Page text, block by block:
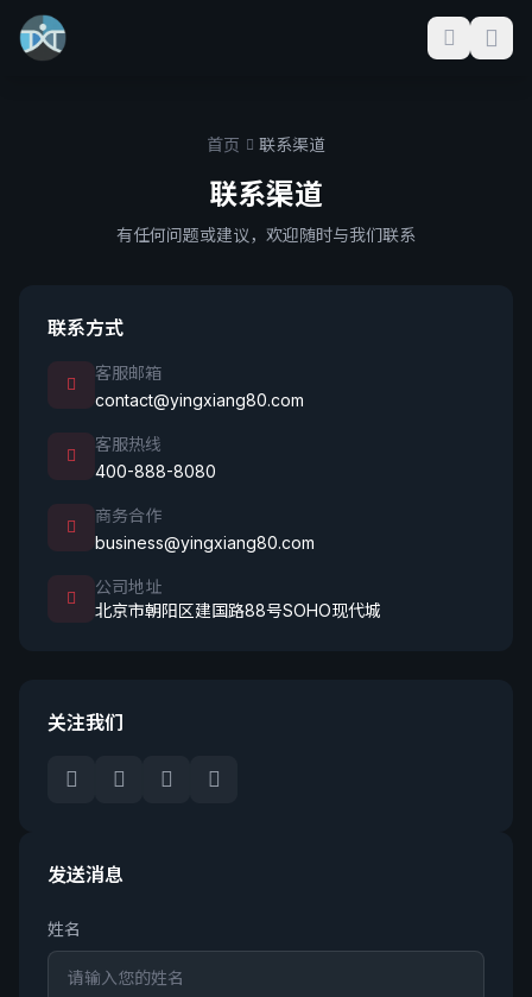
首页 联系渠道
联系渠道
有任何问题或建议，欢迎随时与我们联系
联系方式
客服邮箱
contact@yingxiang80.com
客服热线
400-888-8080
商务合作
business@yingxiang80.com
公司地址
北京市朝阳区建国路88号SOHO现代城
关注我们
发送消息
姓名